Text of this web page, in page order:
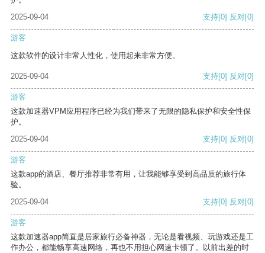
2025-09-04
支持[0] 反对[0]
游客
这款软件的设计非常人性化，使用起来非常方便。
2025-09-04 支持[0] 反对[0]
游客
这款加速器VPM应用程序已经为我们带来了无限的隐私保护和安全性保
护。
2025-09-04
支持[0] 反对[0]
游客
这款app的酒店、餐厅推荐非常有用，让我能够享受到高品质的旅行体
验。
2025-09-04
支持[0] 反对[0]
游客
这款加速器app简直是居家旅行必备神器，无论是看视频、玩游戏还是工
作办公，都能畅享高速网络，再也不用担心网速卡顿了。以前出差的时